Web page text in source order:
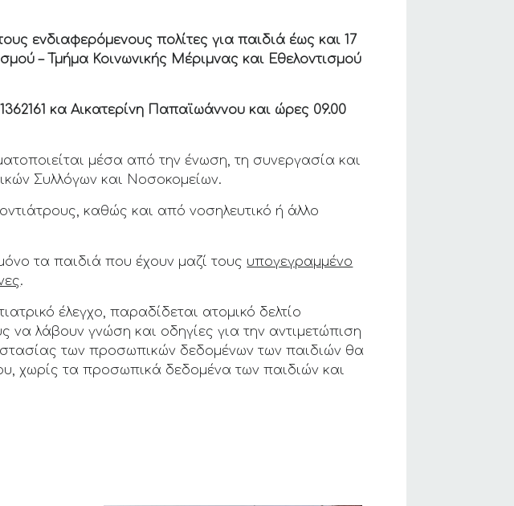
ενδιαφερόμενους πολίτες για παιδιά έως και 17
– Τμήμα Κοινωνικής Μέριμνας και Εθελοντισμού
κα Αικατερίνη Παπαϊωάννου και ώρες 09.00
μέσα από την ένωση, τη συνεργασία και
Συλλόγων και Νοσοκομείων.
καθώς και από νοσηλευτικό ή άλλο
τα παιδιά που έχουν μαζί τους υπογεγραμμένο
.
έλεγχο, παραδίδεται ατομικό δελτίο
να λάβουν γνώση και οδηγίες για την αντιμετώπιση
των προσωπικών δεδομένων των παιδιών θα
χωρίς τα προσωπικά δεδομένα των παιδιών και